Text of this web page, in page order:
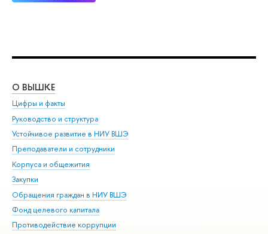
О ВЫШКЕ
Цифры и факты
Руководство и структура
Устойчивое развитие в НИУ ВШЭ
Преподаватели и сотрудники
Корпуса и общежития
Закупки
Обращения граждан в НИУ ВШЭ
Фонд целевого капитала
Противодействие коррупции